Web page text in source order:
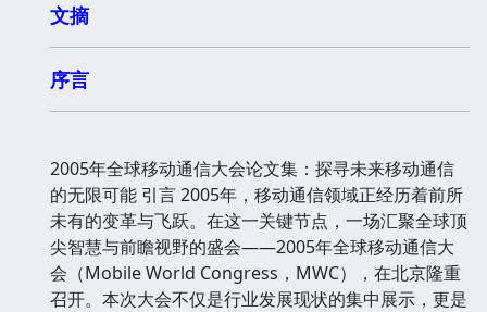
文摘
序言
2005年全球移动通信大会论文集：探寻未来移动通信
的无限可能 引言 2005年，移动通信领域正经历着前所
未有的变革与飞跃。在这一关键节点，一场汇聚全球顶
尖智慧与前瞻视野的盛会——2005年全球移动通信大
会（Mobile World Congress，MWC），在北京隆重
召开。本次大会不仅是行业发展现状的集中展示，更是